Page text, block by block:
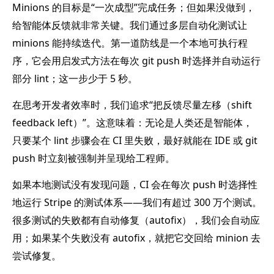
Minions 的目标是“一次成型”完成任务；但如果没做到，
给智能体反馈就非常关键。我们通过多层自动化测试让
minions 能持续迭代。第一道防线是一个本地可执行程
序，它会用启发式方法在每次 git push 时选择并自动运行
部分 lint；这一步少于 5 秒。
在思考开发者效率时，我们追求“把反馈尽量左移（shift
feedback left）”。这意味着：无论是人类还是智能体，
只要某个 lint 步骤会在 CI 里失败，最好就能在 IDE 或 git
push 时立刻被强制并呈现给工程师。
如果本地测试没有发现问题，CI 会在每次 push 时选择性
地运行 Stripe 的测试体系——我们有超过 300 万个测试。
很多测试的失败都有自动修复（autofix），我们会自动应
用；如果某个失败没有 autofix，就把它交回给 minion 去
尝试修复。